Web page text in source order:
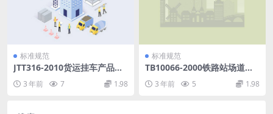
标准规范
JTT316-2010货运挂车产品质
3 年前 7 1.98
标准规范
TB10066-2000铁路站场道路
3 年前 5 1.98